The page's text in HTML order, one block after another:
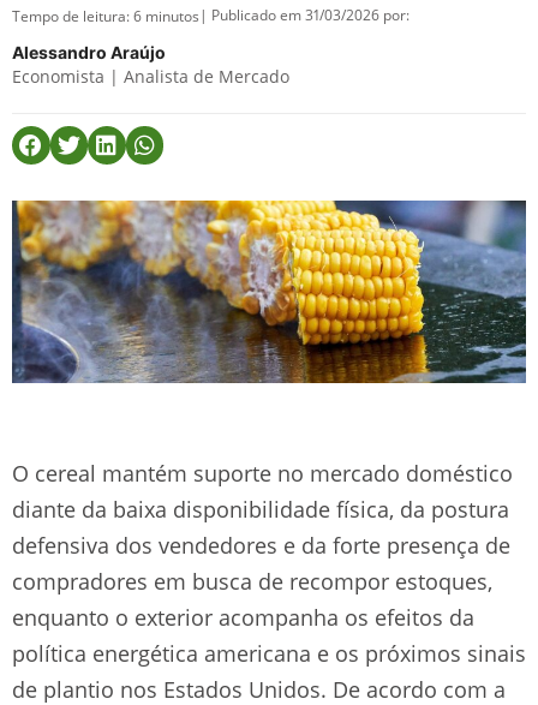
Tempo de leitura:6 minutos | Publicado em 31/03/2026 por:
Alessandro Araújo
Economista | Analista de Mercado
O cereal mantém suporte no mercado doméstico
diante da baixa disponibilidade física, da postura
defensiva dos vendedores e da forte presença de
compradores em busca de recompor estoques,
enquanto o exterior acompanha os efeitos da
política energética americana e os próximos sinais
de plantio nos Estados Unidos. De acordo com a